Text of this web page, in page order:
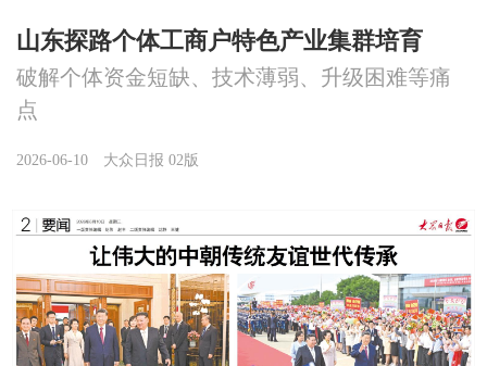
山东探路个体工商户特色产业集群培育
破解个体资金短缺、技术薄弱、升级困难等痛
点
2026-06-10 大众日报 02版